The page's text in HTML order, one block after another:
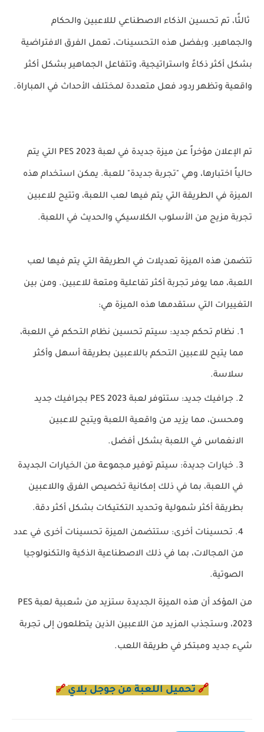
ثالثًا، تم تحسين الذكاء الاصطناعي لللاعبين والحكام
والجماهير. وبفضل هذه التحسينات، تعمل الفرق الافتراضية
بشكل أكثر ذكاءً واستراتيجية، وتتفاعل الجماهير بشكل أكثر
واقعية وتظهر ردود فعل متعددة لمختلف الأحداث في المباراة.
تم الإعلان مؤخراً عن ميزة جديدة في لعبة PES 2023 التي يتم
حالياً اختبارها، وهي "تجربة جديدة" للعبة. يمكن استخدام هذه
الميزة في الطريقة التي يتم فيها لعب اللعبة، وتتيح للاعبين
تجربة مزيج من الأسلوب الكلاسيكي والحديث في اللعبة.
تتضمن هذه الميزة تعديلات في الطريقة التي يتم فيها لعب
اللعبة، مما يوفر تجربة أكثر تفاعلية ومتعة للاعبين. ومن بين
التغييرات التي ستقدمها هذه الميزة هي:
نظام تحكم جديد: سيتم تحسين نظام التحكم في اللعبة،
مما يتيح للاعبين التحكم باللاعبين بطريقة أسهل وأكثر
سلاسة.
جرافيك جديد: ستتوفر لعبة PES 2023 بجرافيك جديد
ومحسن، مما يزيد من واقعية اللعبة ويتيح للاعبين
الانغماس في اللعبة بشكل أفضل.
خيارات جديدة: سيتم توفير مجموعة من الخيارات الجديدة
في اللعبة، بما في ذلك إمكانية تخصيص الفرق واللاعبين
بطريقة أكثر شمولية وتحديد التكتيكات بشكل أكثر دقة.
تحسينات أخرى: ستتضمن الميزة تحسينات أخرى في عدد
من المجالات، بما في ذلك الاصطناعية الذكية والتكنولوجيا
الصوتية.
من المؤكد أن هذه الميزة الجديدة ستزيد من شعبية لعبة PES
2023، وستجذب المزيد من اللاعبين الذين يتطلعون إلى تجربة
شيء جديد ومبتكر في طريقة اللعب.
🔗 تحميل اللعبة من جوجل بلاي 🔗